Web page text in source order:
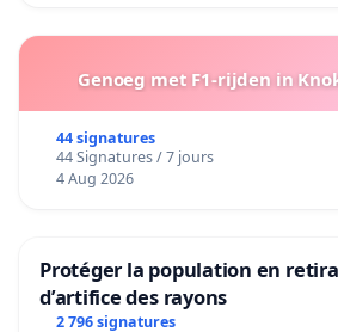
Genoeg met F1-rijden in
44 signatures
44 Signatures / 7 jours
4 Aug 2026
Protéger la population en
d’artifice des rayons
2 796 signatures